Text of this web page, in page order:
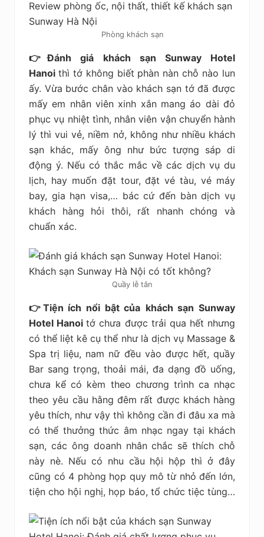
Phòng khách sạn
👉Đánh giá
khách sạn Sunway Hotel
Hanoi thì tớ không biết phàn nàn chỗ nào lun
ấy. Vừa bước chân vào khách sạn tớ đã được
mấy em nhân viên xinh xắn mang áo dài đỏ
phục vụ nhiệt tình, nhân viên vận chuyển hành
lý thì vui vẻ, niềm nở, không như nhiều khách
sạn khác, mấy ông như bức tượng sáp di
động ý. Nếu có thắc mắc về các dịch vụ du
lịch, hay muốn đặt tour, đặt vé tàu, vé máy
bay, gia hạn visa,… bác cứ đến bàn dịch vụ
khách hàng hỏi thôi, rất nhanh chóng và
chuẩn xác.
Quầy lễ tân
👉Tiện ích nổi bật của khách sạn Sunway
Hotel Hanoitớ chưa được trải qua hết nhưng
có thể liệt kê cụ thể như là dịch vụ Massage &
Spa trị liệu, nam nữ đều vào được hết, quầy
Bar sang trọng, thoải mái, đa dạng đồ uống,
chưa kể có kèm theo chương trình ca nhạc
theo yêu cầu hằng đêm rất được khách hàng
yêu thích, như vậy thì không cần đi đâu xa mà
có thể thưởng thức âm nhạc ngay tại khách
sạn, các ông doanh nhân chắc sẽ thích chỗ
này nè. Nếu có nhu cầu hội hộp thì ở đây
cũng có 4 phòng họp quy mô từ nhỏ đến lớn,
tiện cho hội nghị, họp báo, tổ chức tiệc tùng…